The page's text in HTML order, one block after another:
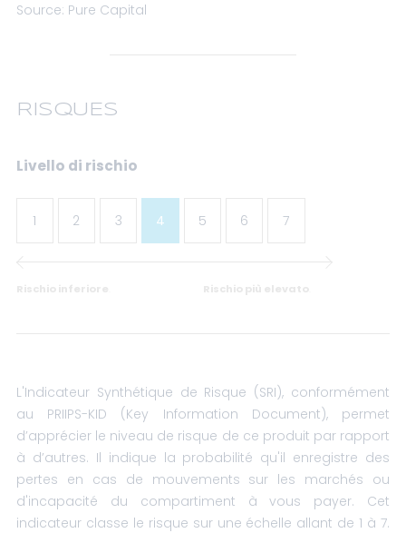
Source: Pure Capital
RISQUES
Livello di rischio
1 2 3 4 5 6 7
L'Indicateur Synthétique de Risque (SRI), conformément
au PRIIPS-KID (Key Information Document), permet
d’apprécier le niveau de risque de ce produit par rapport
à d’autres. Il indique la probabilité qu'il enregistre des
pertes en cas de mouvements sur les marchés ou
d'incapacité du compartiment à vous payer. Cet
indicateur classe le risque sur une échelle allant de 1 à 7.